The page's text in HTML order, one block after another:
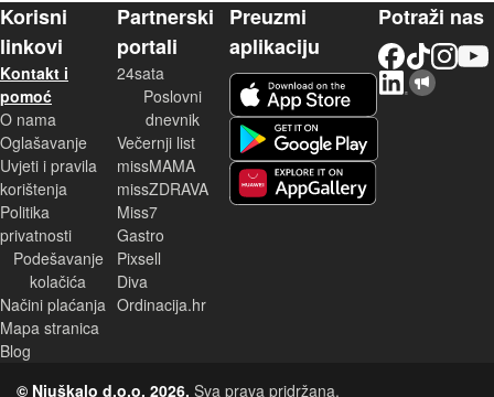
Korisni
linkovi
Kontakt i
pomoć
O nama
Oglašavanje
Uvjeti i pravila
korištenja
Politika
privatnosti
Podešavanje
kolačića
Načini plaćanja
Mapa stranica
Blog
Partnerski
portali
24sata
Poslovni
dnevnik
Večernji list
missMAMA
missZDRAVA
Miss7
Gastro
Pixsell
Diva
Ordinacija.hr
Preuzmi
aplikaciju
Potraži nas
© Njuškalo d.o.o. 2026. Sva prava pridržana.